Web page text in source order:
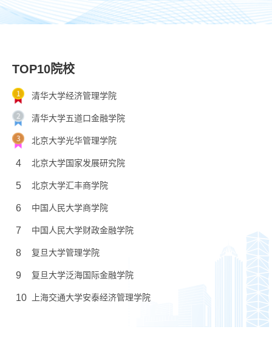
TOP10院校
清华大学经济管理学院
清华大学五道口金融学院
北京大学光华管理学院
4 北京大学国家发展研究院
5 北京大学汇丰商学院
6 中国人民大学商学院
7 中国人民大学财政金融学院
8 复旦大学管理学院
9 复旦大学泛海国际金融学院
10 上海交通大学安泰经济管理学院